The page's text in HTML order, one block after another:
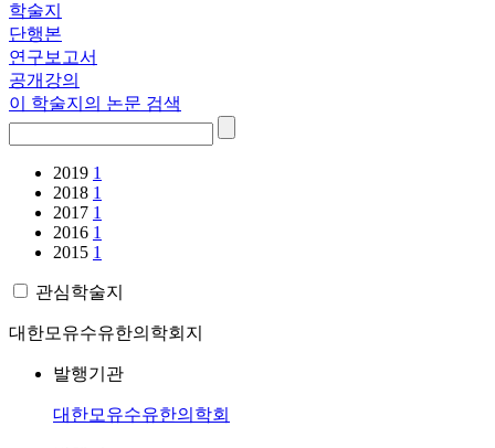
학술지
단행본
연구보고서
공개강의
이 학술지의 논문 검색
2019 1
2018 1
2017 1
2016 1
2015 1
관심학술지
대한모유수유한의학회지
발행기관
대한모유수유한의학회